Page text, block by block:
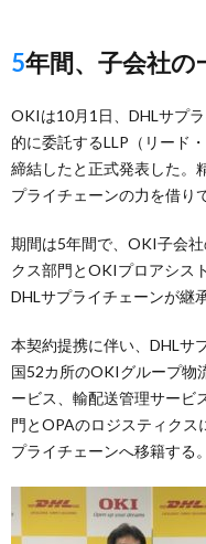
5年間、子会社
OKIは10月1日、DHLサプ
的に委託するLLP（リード
締結したと正式発表した。
プライチェーンの力を借り
期間は5年間で、OKI子会
クス部門とOKIプロアシス
DHLサプライチェーンが継
本契約提携に伴い、DHLサ
国52カ所のOKIグループ物
ービス、輸配送管理サービ
門とOPAのロジスティクス
プライチェーンへ移籍する。